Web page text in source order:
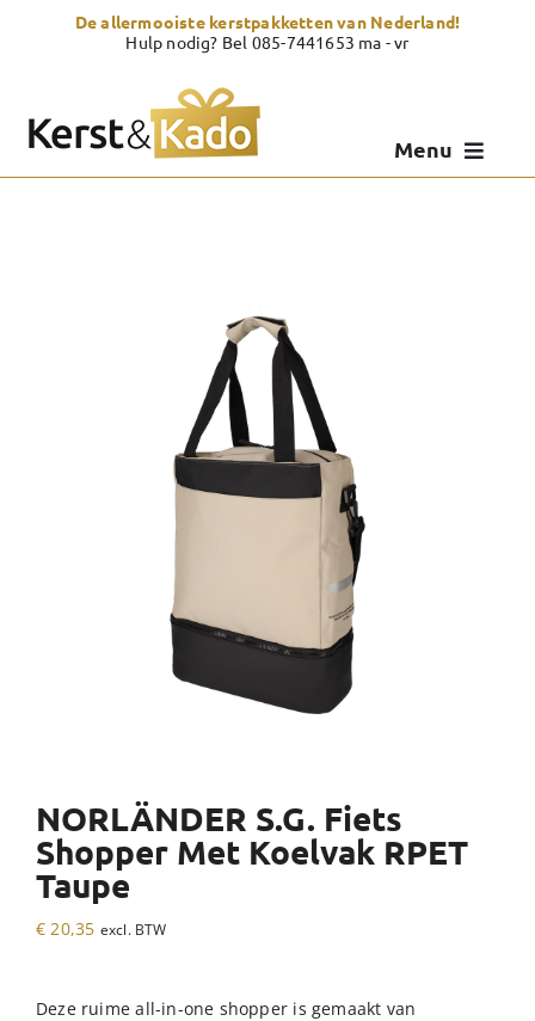
De allermooiste kerstpakketten van Nederland!
Hulp nodig? Bel 085-7441653 ma - vr
Menu
Zelf samenstellen
Over Kerst & Kado
NORLÄNDER S.G. Fiets
Shopper Met Koelvak RPET
Taupe
€ 20,35 excl. BTW
Deze ruime all-in-one shopper is gemaakt van